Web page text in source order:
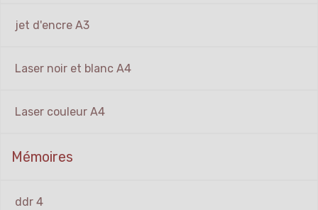
jet d'encre A3
Laser noir et blanc A4
Laser couleur A4
Mémoires
ddr 4